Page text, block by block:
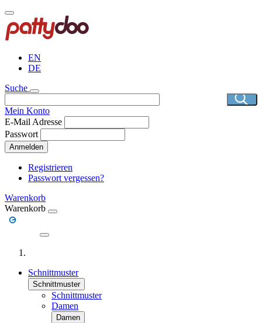
Direkt
zum
Inhalt
EN
DE
Suche
Mein Konto
E-Mail Adresse
Passwort
Anmelden
Registrieren
Passwort vergessen?
Warenkorb
Warenkorb
Schnittmuster
Schnittmuster
Schnittmuster
Damen
Damen